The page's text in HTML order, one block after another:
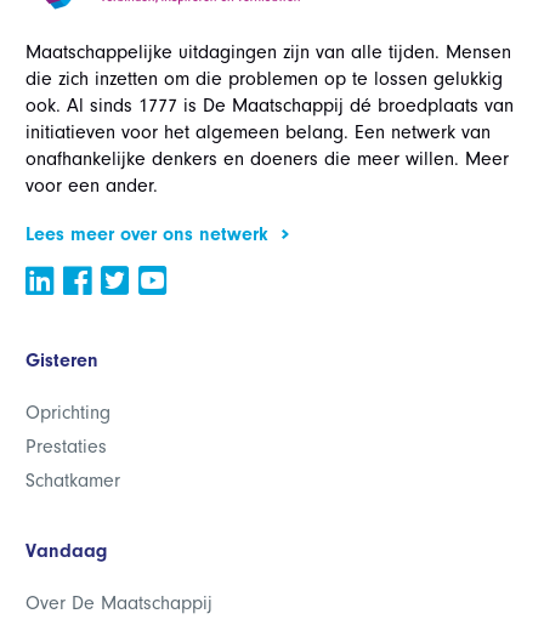
Maatschappelijke uitdagingen zijn van alle tijden. Mensen
die zich inzetten om die problemen op te lossen gelukkig
ook. Al sinds 1777 is De Maatschappij dé broedplaats van
initiatieven voor het algemeen belang. Een netwerk van
onafhankelijke denkers en doeners die meer willen. Meer
voor een ander.
Lees meer over ons netwerk
Gisteren
Oprichting
Prestaties
Schatkamer
Vandaag
Over De Maatschappij